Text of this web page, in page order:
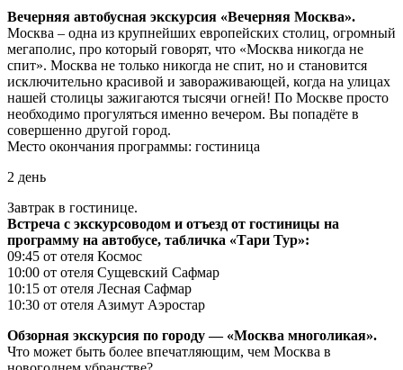
Вечерняя автобусная экскурсия «Вечерняя Москва».
Москва – одна из крупнейших европейских столиц, огромный
мегаполис, про который говорят, что «Москва никогда не
спит». Москва не только никогда не спит, но и становится
исключительно красивой и завораживающей, когда на улицах
нашей столицы зажигаются тысячи огней! По Москве просто
необходимо прогуляться именно вечером. Вы попадёте в
совершенно другой город.
Место окончания программы: гостиница
2 день
Завтрак в гостинице.
Встреча с экскурсоводом и отъезд от гостиницы на
программу на автобусе, табличка «Тари Тур»:
09:45 от отеля Космос
10:00 от отеля Сущевский Сафмар
10:15 от отеля Лесная Сафмар
10:30 от отеля Азимут Аэростар
Обзорная экскурсия по городу — «Москва многоликая».
Что может быть более впечатляющим, чем Москва в